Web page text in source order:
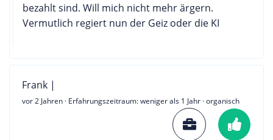
bezahlt sind. Will mich nicht mehr ärgern.
Vermutlich regiert nun der Geiz oder die KI
Frank |
vor 2 Jahren · Erfahrungszeitraum: weniger als 1 Jahr · organisch